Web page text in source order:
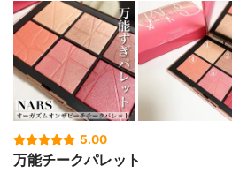
5.00
万能チークパレット